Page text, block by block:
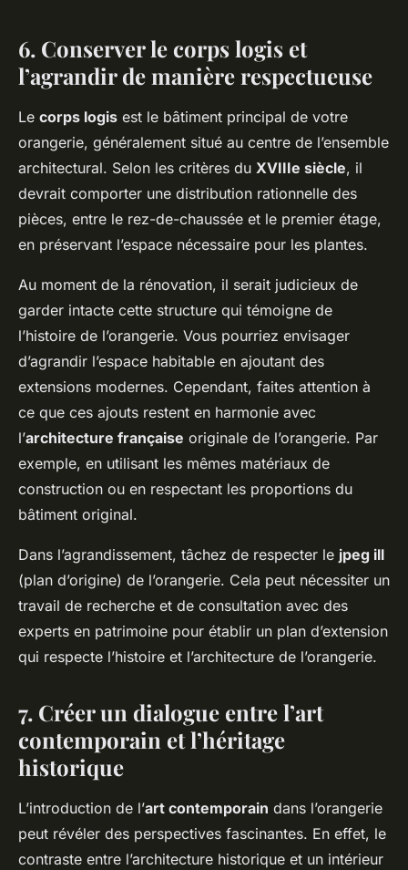
6. Conserver le corps logis et
l’agrandir de manière respectueuse
Le corps logis est le bâtiment principal de votre
orangerie, généralement situé au centre de l’ensemble
architectural. Selon les critères du XVIIIe siècle, il
devrait comporter une distribution rationnelle des
pièces, entre le rez-de-chaussée et le premier étage,
en préservant l’espace nécessaire pour les plantes.
Au moment de la rénovation, il serait judicieux de
garder intacte cette structure qui témoigne de
l’histoire de l’orangerie. Vous pourriez envisager
d’agrandir l’espace habitable en ajoutant des
extensions modernes. Cependant, faites attention à
ce que ces ajouts restent en harmonie avec
l’architecture française originale de l’orangerie. Par
exemple, en utilisant les mêmes matériaux de
construction ou en respectant les proportions du
bâtiment original.
Dans l’agrandissement, tâchez de respecter le jpeg ill
(plan d’origine) de l’orangerie. Cela peut nécessiter un
travail de recherche et de consultation avec des
experts en patrimoine pour établir un plan d’extension
qui respecte l’histoire et l’architecture de l’orangerie.
7. Créer un dialogue entre l’art
contemporain et l’héritage
historique
L’introduction de l’art contemporain dans l’orangerie
peut révéler des perspectives fascinantes. En effet, le
contraste entre l’architecture historique et un intérieur